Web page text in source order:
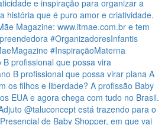
profissional que possa vira